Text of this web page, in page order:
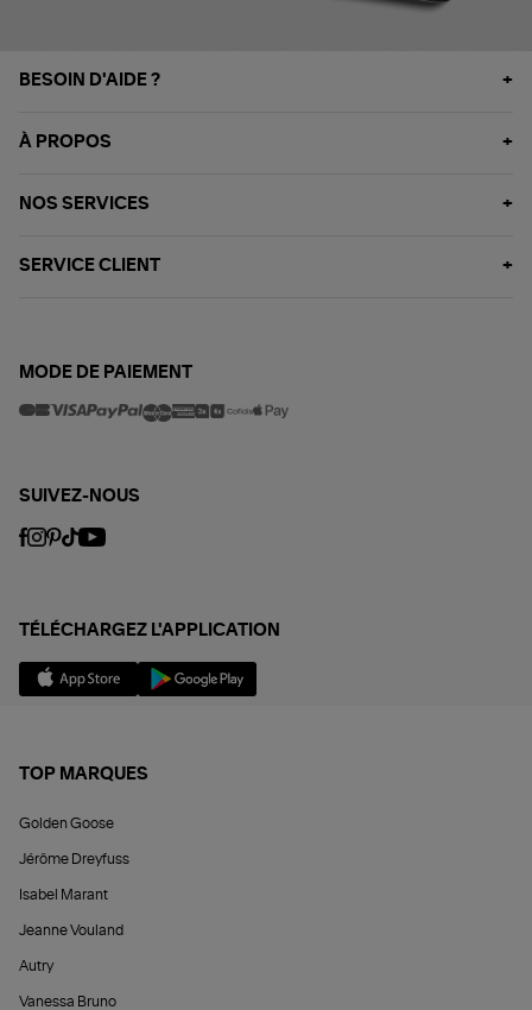
BESOIN D'AIDE ?
À PROPOS
NOS SERVICES
SERVICE CLIENT
MODE DE PAIEMENT
SUIVEZ-NOUS
TÉLÉCHARGEZ L'APPLICATION
TOP MARQUES
Golden Goose
Jérôme Dreyfuss
Isabel Marant
Jeanne Vouland
Autry
Vanessa Bruno